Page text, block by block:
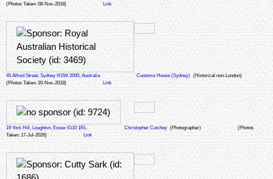
(Photos Taken: 08-Nov-2018)
Link
45 Alfred Street, Sydney NSW 2000, Australia Customs House (Sydney) (Historical non-London)
(Photos Taken: 20-Nov-2018)
Link
19 York Hill, Loughton, Essex IG10 1RL Christopher Cutchey (Photographer)
(Photos
Taken: 17-Jul-2026)
Link